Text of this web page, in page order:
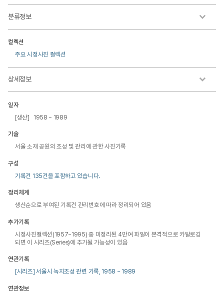
분류정보
컬렉션
주요 시정사진 컬렉션
상세정보
일자
[생산] 1958 ~ 1989
기술
서울 소재 공원의 조성 및 관리에 관한 사진기록
구성
기록건 135건을 포함하고 있습니다.
정리체계
생산순으로 부여된 기록건 관리번호에 따라 정리되어 있음
추가기록
시정사진컬렉션(1957~1995) 중 미정리된 4만여 파일이 본격적으로 카탈로깅
되면 이 시리즈(Series)에 추가될 가능성이 있음
연관기록
[시리즈] 서울시 녹지조성 관련 기록, 1958 ~ 1989
연관정보